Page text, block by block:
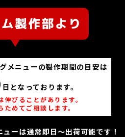
メニューの製作期間の目安は
日となっております。
びることがあります。
ためてご相談します。
ーは通常即日～出荷可能です！